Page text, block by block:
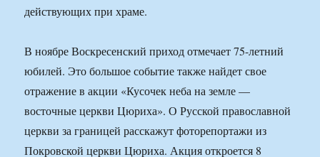
действующих при храме.
В ноябре Воскресенский приход отмечает 75-летний
юбилей. Это большое событие также найдет свое
отражение в акции «Кусочек неба на земле —
восточные церкви Цюриха». О Русской православной
церкви за границей расскажут фоторепортажи из
Покровской церкви Цюриха. Акция откроется 8